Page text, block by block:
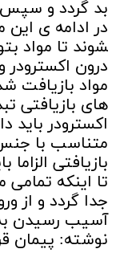
بد گردد و
شوند تا مواد
درون اکسترودر
مواد بازیافت
های بازیافتی
اکسترودر باید
متناسب با
بازیافتی
تا اینکه تمامی
جدا گردد و از
آسیب رسیدن
نوشته: پیمان